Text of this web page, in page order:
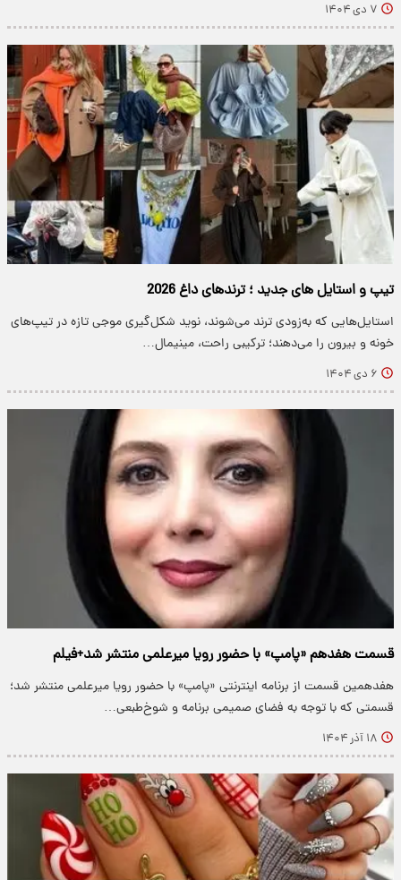
۷ دی ۱۴۰۴
تیپ و استایل های جدید ؛ ترندهای داغ 2026
استایل‌هایی که به‌زودی ترند می‌شوند، نوید شکل‌گیری موجی تازه در تیپ‌های
خونه و بیرون را می‌دهند؛ ترکیبی راحت، مینیمال…
۶ دی ۱۴۰۴
قسمت هفدهم «پامپ» با حضور رویا میرعلمی منتشر شد+فیلم
هفدهمین قسمت از برنامه اینترنتی «پامپ» با حضور رویا میرعلمی منتشر شد؛
قسمتی که با توجه به فضای صمیمی برنامه و شوخ‌طبعی…
۱۸ آذر ۱۴۰۴